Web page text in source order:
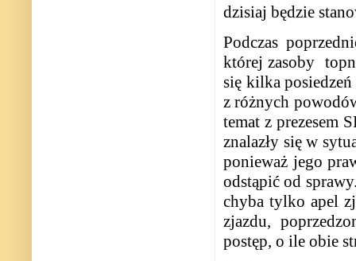
dzisiaj będzie
Podczas
której zasoby
się kilka
z różnych
temat z prezesem
znalazły się w
ponieważ jego
odstąpić od
chyba tylko apel
zjazdu,
postęp, o ile obie